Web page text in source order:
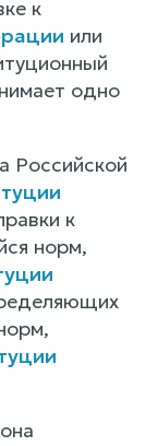
к
или
одно
Российской
к
норм,